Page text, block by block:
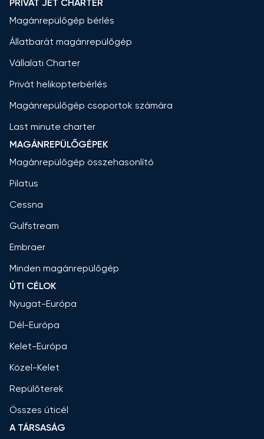
PRIVÁT JET CHARTER
Magánrepülőgép bérlés
Állatbarát magánrepülőgép
Vállalati Charter
Privát helikopterbérlés
Magánrepülőgép csoportok számára
Last minute charter
MAGÁNREPÜLŐGÉPEK
Magánrepülőgép összehasonlító
Pilatus
Cessna
Gulfstream
Embraer
Minden magánrepülőgép
ÚTI CÉLOK
Nyugat-Európa
Dél-Európa
Kelet-Európa
Közel-Kelet
Repülőterek
Összes úticél
A TÁRSASÁG